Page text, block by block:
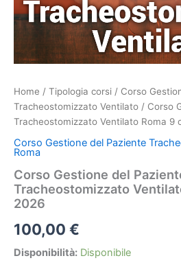
Home / Tipologia corsi / Corso
Tracheostomizzato Ventilato / Corso
Tracheostomizzato Ventilato Roma 9
Corso Gestione del Paziente
Roma
Corso Gestione del
Tracheostomizzato
2026
100,00 €
Disponibilità: Disponibile